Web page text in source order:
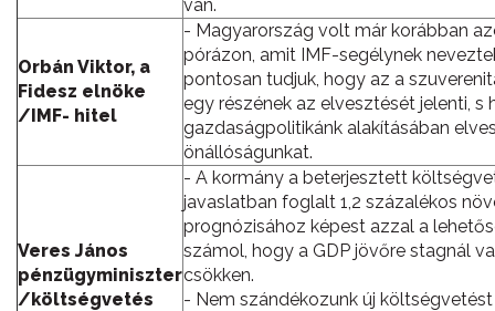
van.
Orbán Viktor, a
Fidesz elnöke
/IMF- hitel
- Magyarország volt már korábban
pórázon, amit IMF-segélynek
pontosan tudjuk, hogy az a
egy részének az elvesztését jelenti, s
gazdaságpolitikánk alakításában
önállóságunkat.
Veres János
pénzügyminiszter
/költségvetés
- A kormány a beterjesztett
javaslatban foglalt 1,2 százalékos
prognózisához képest azzal a
számol, hogy a GDP jövőre stagnál
csökken.
- Nem szándékozunk új költségvetést